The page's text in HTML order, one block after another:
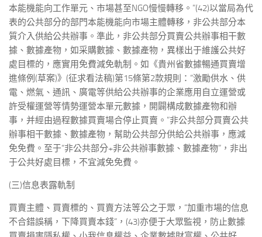
本能機能向工作單元、市場甚至NGO慢慢轉移。”(42)以當局為代
表的公共部分的部門本能機能向市場主體轉移，非公共部分本
質介入供給公共辦事。準此，非公共部分買賣公共辦事相干數
據、數據產物，如采購數據、數據產物，異樣出于維護公共好
處目標的，應實用免費減免軌制。如《貴州省數據暢通買賣增
進條例(草案)》(征求看法稿)第15條第2款規則：“激勵供水、供
電、燃氣、通訊、廣電等供給公共辦事的企業應用自立運營或
許受權運營等情勢運營本單元數據，開闢構成數據產物和辦
事，并經由過程數據買賣場合停止買賣。”非公共部分買賣公共
辦事相干數據、數據產物，幫助公共部分供給公共辦事，應減
免免費。至于“非公共部分+非公共辦事數據、數據產物”，非出
于公共好處目標，不宜減免免費。
(三)信息表露軌制
買賣主體、買賣標的、買賣方法等公之于眾，“加重市場的信息
不合錯誤稱，下降買賣本錢”，(43)亦便于大眾監視，防止數據